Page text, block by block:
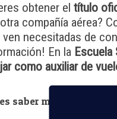
obtener eltítulo
compañía aérea?
ven necesitadas de
En la
como auxiliar de
saber más? Ponte